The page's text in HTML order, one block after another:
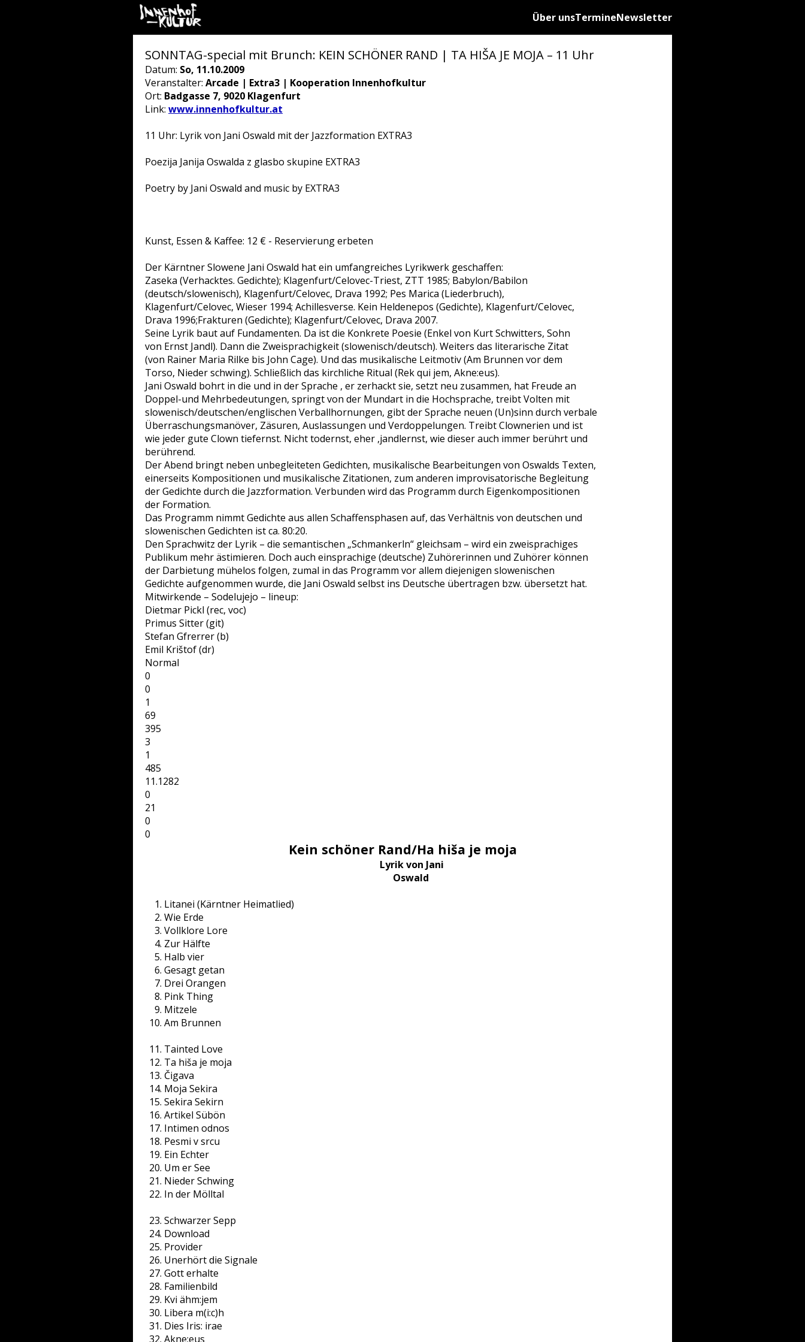
Über unsTermineNewsletter
SONNTAG-special mit Brunch: KEIN SCHÖNER RAND | TA HIŠA JE MOJA – 11 Uhr
Datum: So, 11.10.2009
Veranstalter: Arcade | Extra3 | Kooperation Innenhofkultur
Ort: Badgasse 7, 9020 Klagenfurt
Link: www.innenhofkultur.at
11 Uhr: Lyrik von Jani Oswald mit der Jazzformation EXTRA3
Poezija Janija Oswalda z glasbo skupine EXTRA3
Poetry by Jani Oswald and music by EXTRA3
Kunst, Essen & Kaffee: 12 € - Reservierung erbeten
Der Kärntner Slowene Jani Oswald hat ein umfangreiches Lyrikwerk geschaffen:
Zaseka (Verhacktes. Gedichte); Klagenfurt/Celovec-Triest, ZTT 1985; Babylon/Babilon
(deutsch/slowenisch), Klagenfurt/Celovec, Drava 1992; Pes Marica (Liederbruch),
Klagenfurt/Celovec, Wieser 1994; Achillesverse. Kein Heldenepos (Gedichte), Klagenfurt/Celovec,
Drava 1996;Frakturen (Gedichte); Klagenfurt/Celovec, Drava 2007.
Seine Lyrik baut auf Fundamenten. Da ist die Konkrete Poesie (Enkel von Kurt Schwitters, Sohn
von Ernst Jandl). Dann die Zweisprachigkeit (slowenisch/deutsch). Weiters das literarische Zitat
(von Rainer Maria Rilke bis John Cage). Und das musikalische Leitmotiv (Am Brunnen vor dem
Torso, Nieder schwing). Schließlich das kirchliche Ritual (Rek qui jem, Akne:eus).
Jani Oswald bohrt in die und in der Sprache , er zerhackt sie, setzt neu zusammen, hat Freude an
Doppel-und Mehrbedeutungen, springt von der Mundart in die Hochsprache, treibt Volten mit
slowenisch/deutschen/englischen Verballhornungen, gibt der Sprache neuen (Un)sinn durch verbale
Überraschungsmanöver, Zäsuren, Auslassungen und Verdoppelungen. Treibt Clownerien und ist
wie jeder gute Clown tiefernst. Nicht todernst, eher ,jandlernst, wie dieser auch immer berührt und
berührend.
Der Abend bringt neben unbegleiteten Gedichten, musikalische Bearbeitungen von Oswalds Texten,
einerseits Kompositionen und musikalische Zitationen, zum anderen improvisatorische Begleitung
der Gedichte durch die Jazzformation. Verbunden wird das Programm durch Eigenkompositionen
der Formation.
Das Programm nimmt Gedichte aus allen Schaffensphasen auf, das Verhältnis von deutschen und
slowenischen Gedichten ist ca. 80:20.
Den Sprachwitz der Lyrik – die semantischen „Schmankerln“ gleichsam – wird ein zweisprachiges
Publikum mehr ästimieren. Doch auch einsprachige (deutsche) Zuhörerinnen und Zuhörer können
der Darbietung mühelos folgen, zumal in das Programm vor allem diejenigen slowenischen
Gedichte aufgenommen wurde, die Jani Oswald selbst ins Deutsche übertragen bzw. übersetzt hat.
Mitwirkende – Sodelujejo – lineup:
Dietmar Pickl (rec, voc)
Primus Sitter (git)
Stefan Gfrerrer (b)
Emil Krištof (dr)
Normal
0
0
1
69
395
3
1
485
11.1282
0
21
0
0
Kein schöner Rand/Ha hiša je moja
Lyrik von Jani
Oswald
Litanei (Kärntner Heimatlied)
Wie Erde
Vollklore Lore
Zur Hälfte
Halb vier
Gesagt getan
Drei Orangen
Pink Thing
Mitzele
Am Brunnen
Tainted Love
Ta hiša je moja
Čigava
Moja Sekira
Sekira Sekirn
Artikel Sübön
Intimen odnos
Pesmi v srcu
Ein Echter
Um er See
Nieder Schwing
In der Mölltal
Schwarzer Sepp
Download
Provider
Unerhört die Signale
Gott erhalte
Familienbild
Kvi ähm:jem
Libera m(i:c)h
Dies Iris: irae
Akne:eus